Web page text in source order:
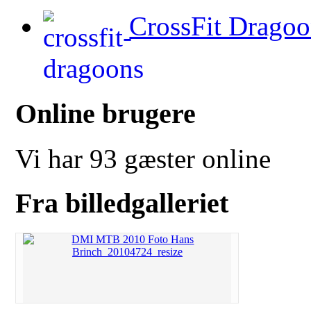
CrossFit
Online brugere
Vi har 93 gæster online
Fra billedgalleriet